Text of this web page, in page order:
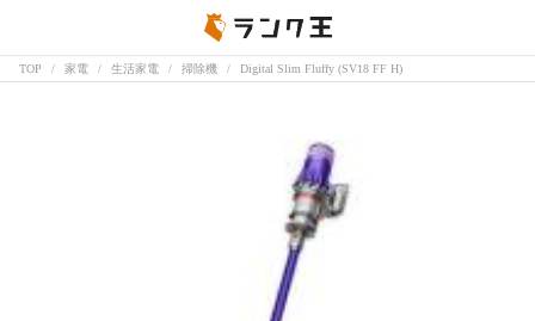
TOP 家電 生活家電 掃除機 Digital Slim Fluffy (SV18 FF H)